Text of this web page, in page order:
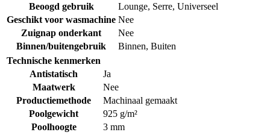
Beoogd gebruik
Lounge, Serre, Universeel
Geschikt voor wasmachine Nee
Zuignap onderkant
Nee
Binnen/buitengebruik
Binnen, Buiten
Technische kenmerken
Antistatisch
Ja
Maatwerk
Nee
Productiemethode
Machinaal gemaakt
Poolgewicht
925 g/m²
Poolhoogte
3 mm